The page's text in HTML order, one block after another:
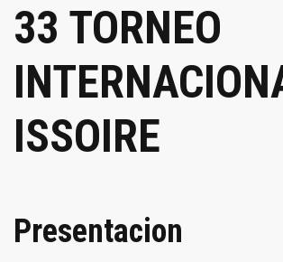
33 TORNEO
ISSOIRE
Presentacion